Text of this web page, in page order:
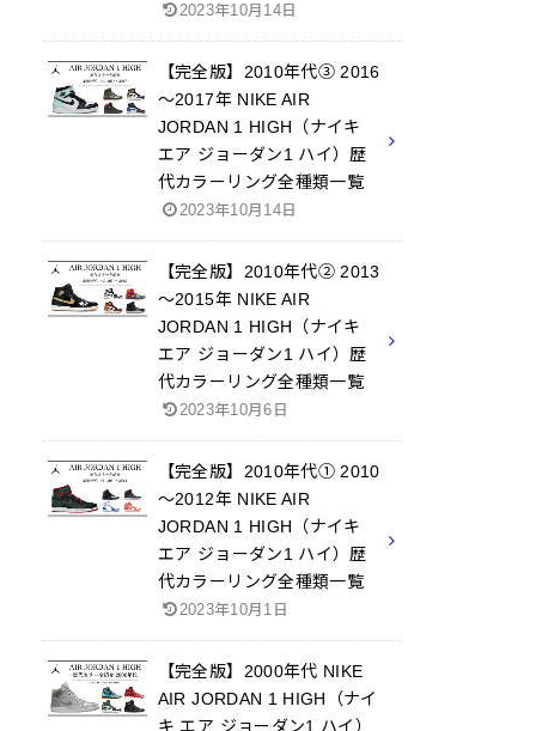
2023年10月14日
【完全版】2010年代③ 2016
～2017年 NIKE AIR
JORDAN 1 HIGH（ナイキ
エア ジョーダン1 ハイ）歴
代カラーリング全種類一覧
2023年10月14日
【完全版】2010年代② 2013
～2015年 NIKE AIR
JORDAN 1 HIGH（ナイキ
エア ジョーダン1 ハイ）歴
代カラーリング全種類一覧
2023年10月6日
【完全版】2010年代① 2010
～2012年 NIKE AIR
JORDAN 1 HIGH（ナイキ
エア ジョーダン1 ハイ）歴
代カラーリング全種類一覧
2023年10月1日
【完全版】2000年代 NIKE
AIR JORDAN 1 HIGH（ナイ
キ エア ジョーダン1 ハイ）